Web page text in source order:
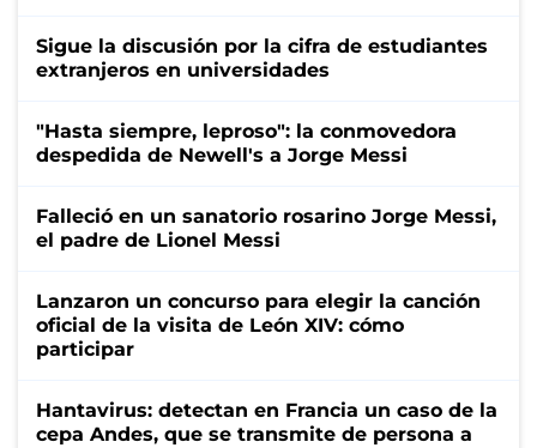
Sigue la discusión por la cifra de estudiantes
extranjeros en universidades
"Hasta siempre, leproso": la conmovedora
despedida de Newell's a Jorge Messi
Falleció en un sanatorio rosarino Jorge Messi,
el padre de Lionel Messi
Lanzaron un concurso para elegir la canción
oficial de la visita de León XIV: cómo
participar
Hantavirus: detectan en Francia un caso de la
cepa Andes, que se transmite de persona a